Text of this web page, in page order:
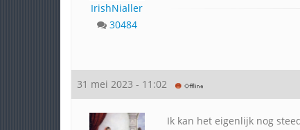
IrishNialler
30484
31 mei 2023 - 11:02
Ik kan het eigenlijk nog